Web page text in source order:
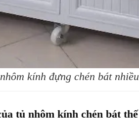
kính đựng chén bát
tủ nhôm kính chén bát